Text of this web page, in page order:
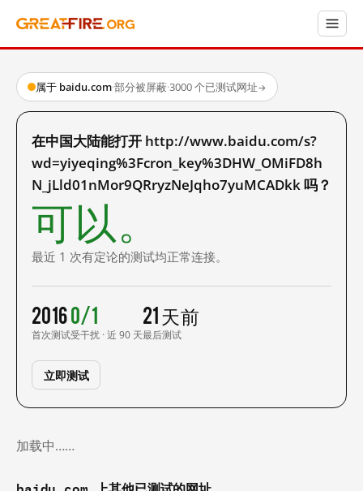
属于 baidu.com·部分被屏蔽·3000 个已测试网址→
在中国大陆能打开 http://www.baidu.com/s?
wd=yiyeqing%3Fcron_key%3DHW_OMiFD8h
N_jLld01nMor9QRryzNeJqho7yuMCADkk 吗？
可以。
最近 1 次有定论的测试均正常连接。
2016
首次测试
0/1
受干扰 · 近 90 天
21 天前
最后测试
立即测试
加载中……